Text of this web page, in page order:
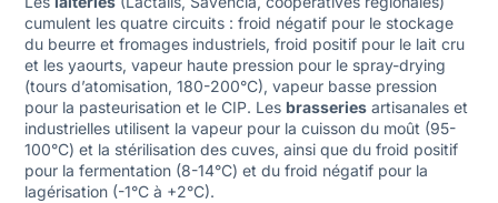
cumulent les quatre circuits : froid négatif pour le stockage
du beurre et fromages industriels, froid positif pour le lait cru
et les yaourts, vapeur haute pression pour le spray-drying
(tours d’atomisation, 180-200°C), vapeur basse pression
pour la pasteurisation et le CIP. Les brasseriesartisanales et
industrielles utilisent la vapeur pour la cuisson du moût (95-
100°C) et la stérilisation des cuves, ainsi que du froid positif
pour la fermentation (8-14°C) et du froid négatif pour la
lagérisation (-1°C à +2°C).